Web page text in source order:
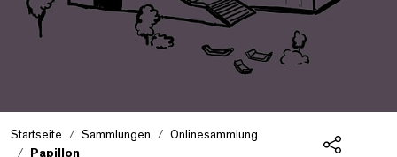
Startseite Sammlungen
Onlinesammlung
Papillon